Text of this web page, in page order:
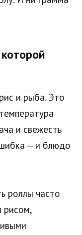
и рыба. Это
и свежесть
— и блюдо
роллы часто
рисом,